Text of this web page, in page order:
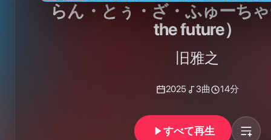
らん・とぅ・ざ・ふゅーち
the future）
旧雅之
2025 3曲 14分
すべて再生